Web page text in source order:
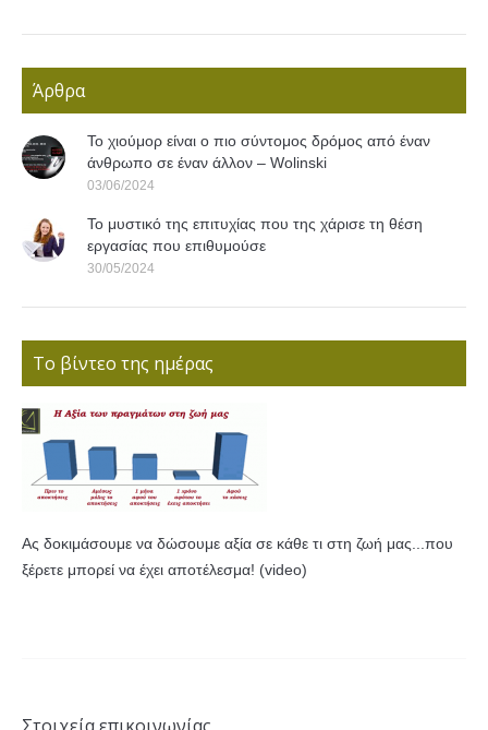
Άρθρα
Το χιούμορ είναι ο πιο σύντομος δρόμος από έναν
άνθρωπο σε έναν άλλον – Wolinski
03/06/2024
Το μυστικό της επιτυχίας που της χάρισε τη θέση
εργασίας που επιθυμούσε
30/05/2024
Το βίντεο της ημέρας
Ας δοκιμάσουμε να δώσουμε αξία σε κάθε τι στη ζωή μας...που
ξέρετε μπορεί να έχει αποτέλεσμα! (video)